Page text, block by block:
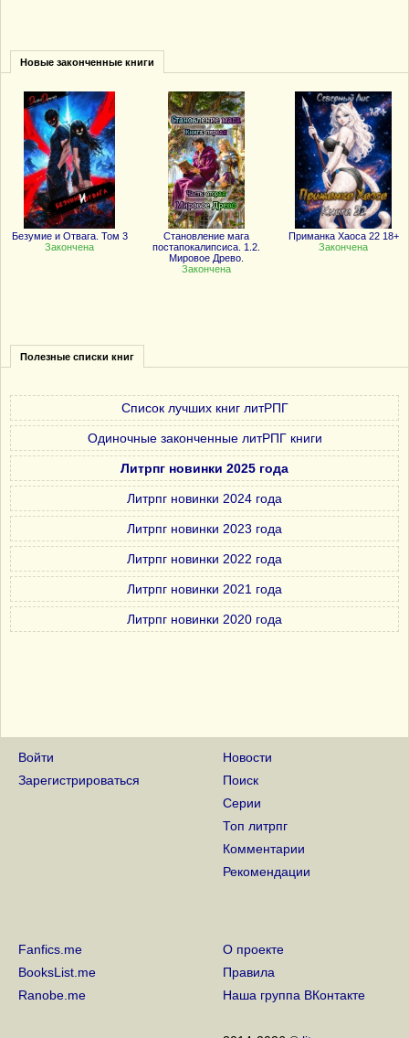
Новые законченные книги
Безумие и Отвага. Том 3
Закончена
Становление мага
постапокалипсиса. 1.2.
Мировое Древо.
Закончена
Приманка Хаоса 22 18+
Закончена
Полезные списки книг
Список лучших книг литРПГ
Одиночные законченные литРПГ книги
Литрпг новинки 2025 года
Литрпг новинки 2024 года
Литрпг новинки 2023 года
Литрпг новинки 2022 года
Литрпг новинки 2021 года
Литрпг новинки 2020 года
Войти
Зарегистрироваться
Новости
Поиск
Серии
Топ литрпг
Комментарии
Рекомендации
Fanfics.me
BooksList.me
Ranobe.me
О проекте
Правила
Наша группа ВКонтакте